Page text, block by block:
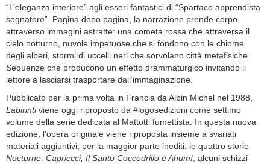
“L’eleganza interiore” agli esseri fantastici di “Spartaco apprendista
sognatore”. Pagina dopo pagina, la narrazione prende corpo
attraverso immagini astratte: una cometa rossa che attraversa il
cielo notturno, nuvole impetuose che si fondono con le chiome
degli alberi, stormi di uccelli neri che sorvolano città metafisiche.
Sequenze che producono un effetto drammaturgico invitando il
lettore a lasciarsi trasportare dall’immaginazione.
Pubblicato per la prima volta in Francia da Albin Michel nel 1988,
Labirintiviene oggi riproposto da #logosedizioni come settimo
volume della serie dedicata al Mattotti fumettista. In questa nuova
edizione, l’opera originale viene riproposta insieme a svariati
materiali aggiuntivi, per la maggior parte inediti: le quattro storie
Nocturne, Capriccci, Il Santo Coccodrillo e Ahum!, alcuni schizzi